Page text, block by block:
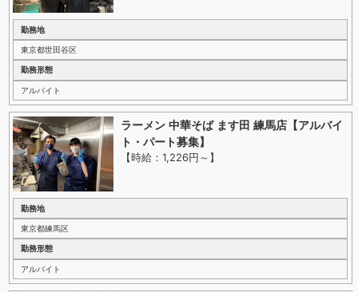
勤務地
東京都世田谷区
勤務形態
アルバイト
ラーメン 中華そば ます田 練馬店【アルバイ
ト・パート募集】
【時給：1,226円～ 】
勤務地
東京都練馬区
勤務形態
アルバイト